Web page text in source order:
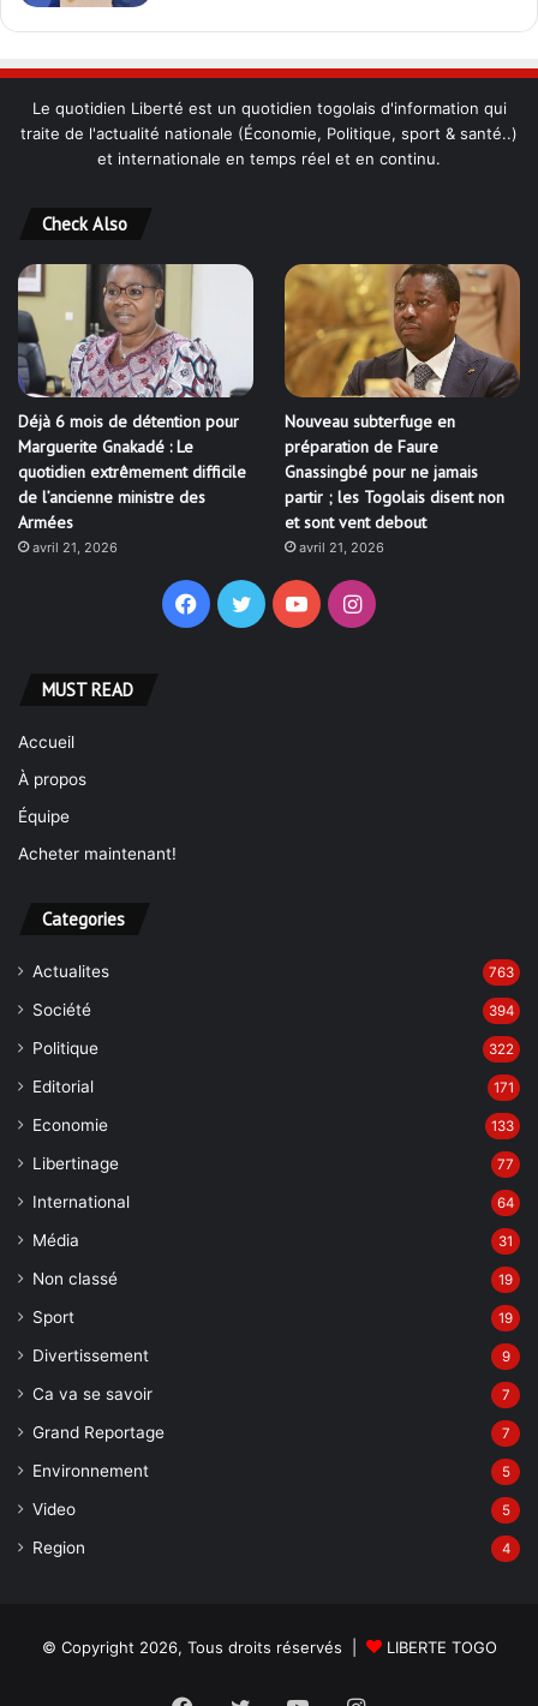
Le quotidien Liberté est un quotidien togolais d'information qui
traite de l'actualité nationale (Économie, Politique, sport & santé..)
et internationale en temps réel et en continu.
Check Also
Déjà 6 mois de détention pour
Marguerite Gnakadé : Le
quotidien extrêmement difficile
de l’ancienne ministre des
Armées
avril 21, 2026
Nouveau subterfuge en
préparation de Faure
Gnassingbé pour ne jamais
partir ; les Togolais disent non
et sont vent debout
avril 21, 2026
Facebook
TwitterYouTubeInstagram
MUST READ
Accueil
À propos
Équipe
Acheter maintenant!
Categories
Actualites 763
Société 394
Politique 322
Editorial 171
Economie 133
Libertinage 77
International 64
Média 31
Non classé 19
Sport 19
Divertissement 9
Ca va se savoir 7
Grand Reportage 7
Environnement 5
Video 5
Region 4
© Copyright 2026, Tous droits réservés | LIBERTE TOGO